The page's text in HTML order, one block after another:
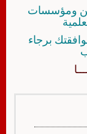
ومؤسسات
برجاء